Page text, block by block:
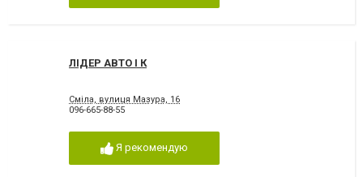
ЛІДЕР АВТО І К
Сміла, вулиця Мазура, 16
096-665-88-55
Я рекомендую